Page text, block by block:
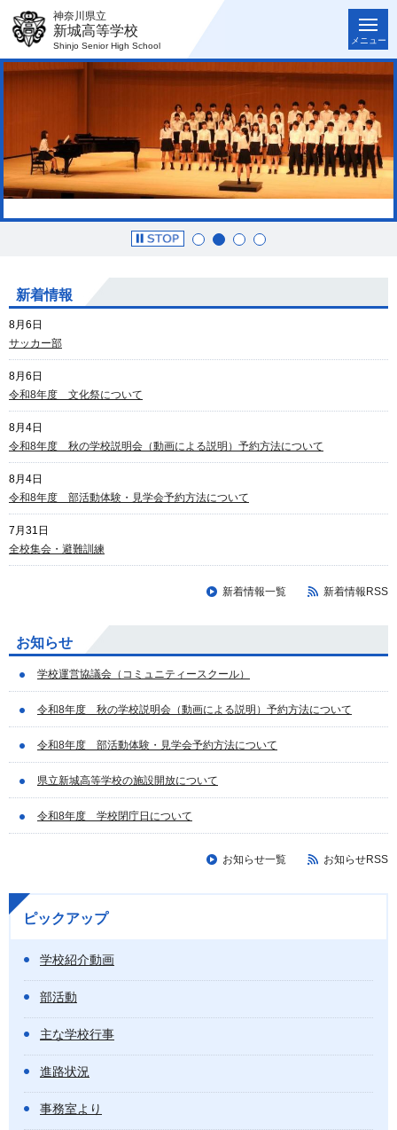
神奈川県立
新城高等学校
Shinjo Senior High School
メニュー
新着情報
8月6日
サッカー部
8月6日
令和8年度 文化祭について
8月4日
令和8年度 秋の学校説明会（動画による説明）予約方法について
8月4日
令和8年度 部活動体験・見学会予約方法について
7月31日
全校集会・避難訓練
新着情報一覧 新着情報RSS
お知らせ
学校運営協議会（コミュニティースクール）
令和8年度 秋の学校説明会（動画による説明）予約方法について
令和8年度 部活動体験・見学会予約方法について
県立新城高等学校の施設開放について
令和8年度 学校閉庁日について
お知らせ一覧 お知らせRSS
ピックアップ
学校紹介動画
部活動
主な学校行事
進路状況
事務室より